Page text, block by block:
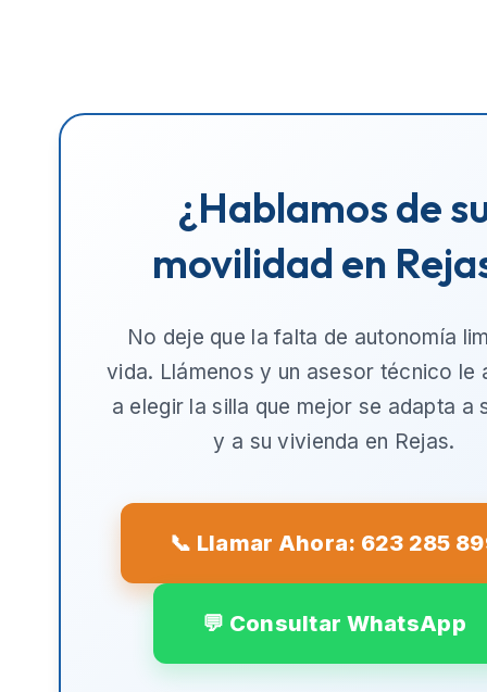
¿Hablamos de
movilidad en
No deje que la falta de autonomía
vida. Llámenos y un asesor técnico le
a elegir la silla que mejor se adapta a
y a su vivienda en Rejas.
📞 Llamar Ahora: 623 285
💬 Consultar WhatsApp